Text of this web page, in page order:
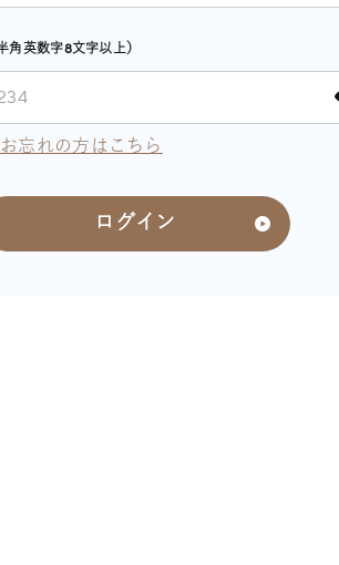
角英数字8文字以上）
忘れの方はこちら
ログイン